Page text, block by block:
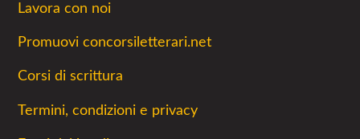
Lavora con noi
Promuovi concorsiletterari.net
Corsi di scrittura
Termini, condizioni e privacy